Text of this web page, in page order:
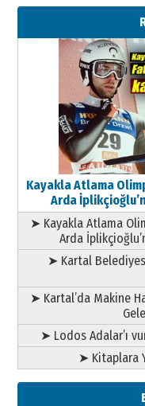
Metin
Geleceği
11 Mayıs
Kayakla Atlama
Arda
➤ Kayakla Atlama
Arda
➤ Kartal
➤ Kartal’da Makine
➤ Lodos Adalar’ı
➤ Kitaplara